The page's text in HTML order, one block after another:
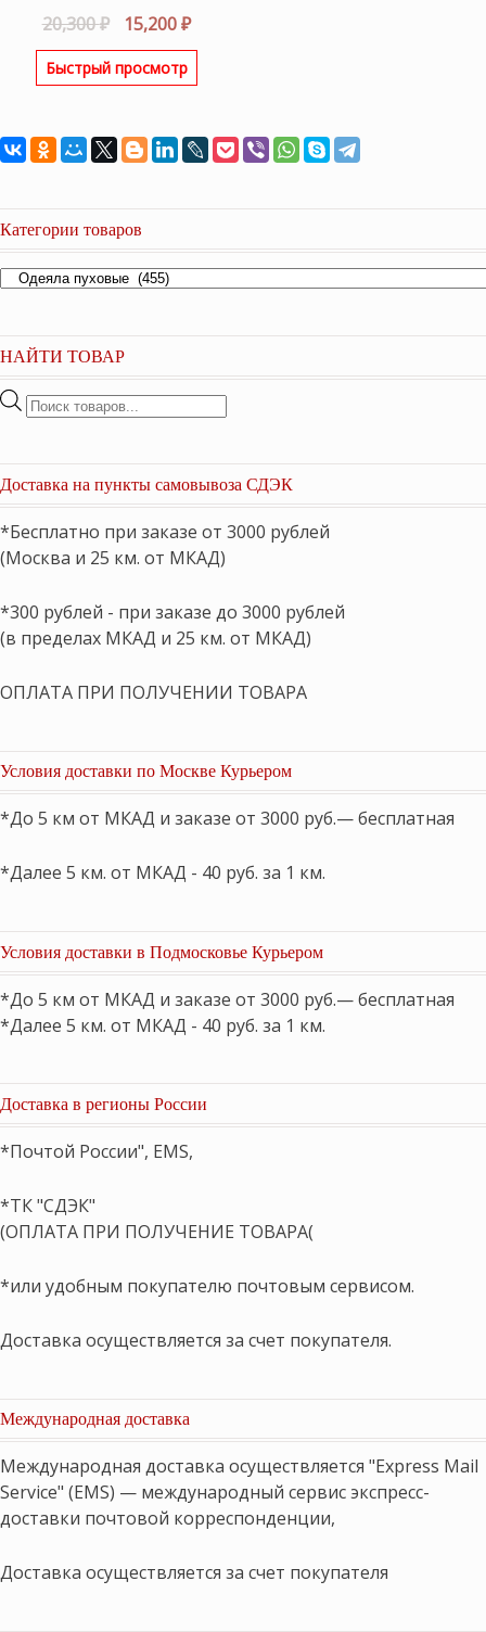
20,300₽
Первоначальная
цена
составляла
15,200₽Текущая
цена:
Быстрый просмотр
Категории товаров
НАЙТИ ТОВАР
Поиск
Доставка на пункты самовывоза СДЭК
*Бесплатно при заказе от 3000 рублей
(Москва и 25 км. от МКАД)
*300 рублей - при заказе до 3000 рублей
(в пределах МКАД и 25 км. от МКАД)
ОПЛАТА ПРИ ПОЛУЧЕНИИ ТОВАРА
Условия доставки по Москве Курьером
*До 5 км от МКАД и заказе от 3000 руб.— бесплатная
*Далее 5 км. от МКАД - 40 руб. за 1 км.
Условия доставки в Подмосковье Курьером
*До 5 км от МКАД и заказе от 3000 руб.— бесплатная
*Далее 5 км. от МКАД - 40 руб. за 1 км.
Доставка в регионы России
*Почтой России", EMS,
*ТК "СДЭК"
(ОПЛАТА ПРИ ПОЛУЧЕНИЕ ТОВАРА(
*или удобным покупателю почтовым сервисом.
Доставка осуществляется за счет покупателя.
Международная доставка
Международная доставка осуществляется "Express Mail
Service" (EMS) — международный сервис экспресс-
доставки почтовой корреспонденции,
Доставка осуществляется за счет покупателя